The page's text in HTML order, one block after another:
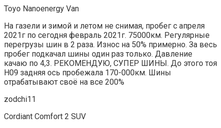
Toyo Nanoenergy Van
На газели и зимой и летом не снимая, пробег с апреля
2021г по сегодня февраль 2021г. 75000км. Регулярные
перегрузы шин в 2 раза. Износ на 50% примерно. За весь
пробег подкачал шины один раз только. Давление
качаю по 4,3. РЕКОМЕНДУЮ, СУПЕР ШИНЫ. До этого тоя
Н09 задняя ось пробежала 170-000км. Шины
отрабатывают своё на все 200%
zodchi11
Cordiant Comfort 2 SUV